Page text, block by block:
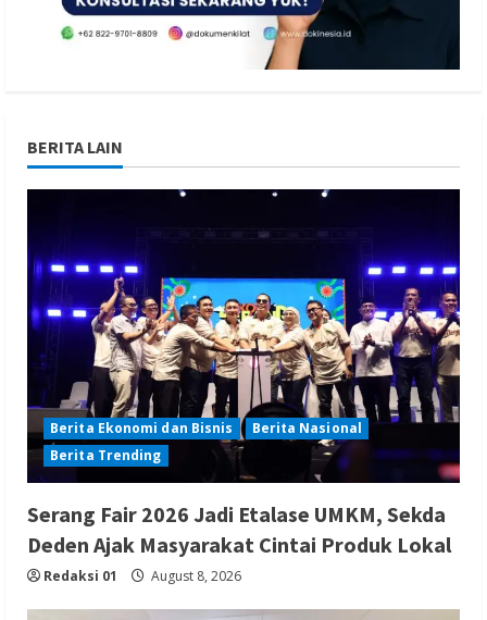
BERITA LAIN
Berita Ekonomi dan Bisnis
Berita Nasional
Berita Trending
Serang Fair 2026 Jadi Etalase UMKM, Sekda
Deden Ajak Masyarakat Cintai Produk Lokal
Redaksi 01 August 8, 2026